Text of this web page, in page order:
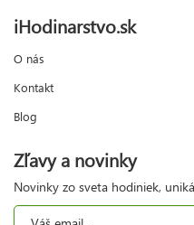
iHodinarstvo.sk
O nás
Kontakt
Blog
Zľavy a novinky
Novinky zo sveta hodiniek,